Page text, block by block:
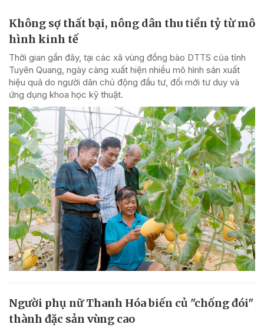
Không sợ thất bại, nông dân thu tiền tỷ từ mô
hình kinh tế
Thời gian gần đây, tại các xã vùng đồng bào DTTS của tỉnh
Tuyên Quang, ngày càng xuất hiện nhiều mô hình sản xuất
hiệu quả do người dân chủ động đầu tư, đổi mới tư duy và
ứng dụng khoa học kỹ thuật.
Người phụ nữ Thanh Hóa biến củ "chống đói"
thành đặc sản vùng cao